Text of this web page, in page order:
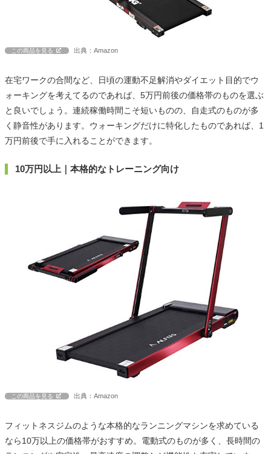
この商品を見る 出典：Amazon
在宅ワークの合間など、日頃の運動不足解消やダイエット目的でウ
ォーキングを考えてるのであれば、5万円前後の価格帯のものを選ぶ
と良いでしょう。連続稼働時間こそ短いものの、自走式のものが多
く静音性があります。ウォーキングだけに特化したものであれば、1
万円前後で手に入れることができます。
10万円以上｜本格的なトレーニング向け
この商品を見る 出典：Amazon
フィットネスジムのような本格的なランニングマシンを求めている
なら10万以上の価格帯がおすすめ。電動式のものが多く、長時間の